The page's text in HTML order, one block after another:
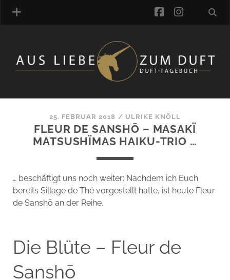
MANUFAKTUREN
DUFTNOTEN
KOMMENTARE
LINK-SAMMLUNG
ARTIKEL-ARCHIV
facebook
25. FEBRUAR 2018 / ULRIKE KNÖLL
FLEUR DE SANSHŌ – MASAKÏ
MATSUSHÏMAS HAIKU-TRIO …
… beschäftigt uns noch weiter: Nachdem ich Euch
bereits Sillage de Thé vorgestellt hatte, ist heute Fleur
de Sanshō an der Reihe.
Die Blüte – Fleur de
Sanshō